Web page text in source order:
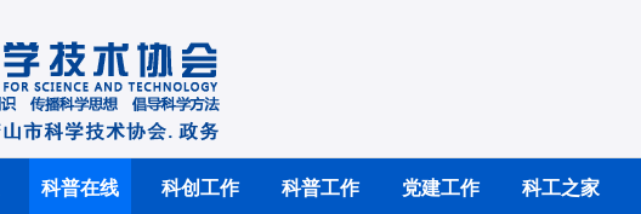
科普在线 科创工作 科普工作 党建工作 科工之家